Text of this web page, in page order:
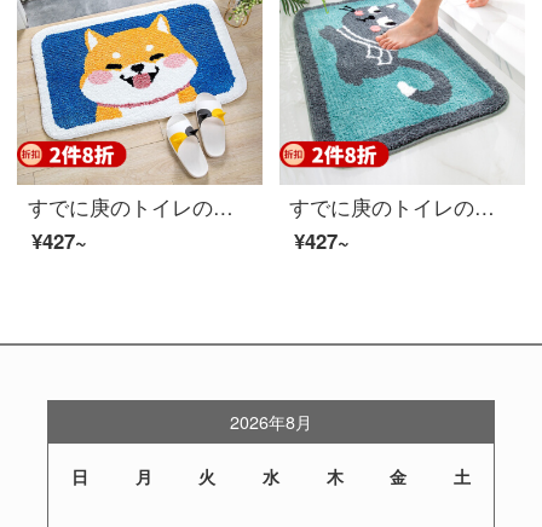
すでに庚のトイレの浴室の入り口の家庭用吸水滑り止めマットバスタブの浴室マットトイレの吸水マットの入り口に入ります。漫画のフロアマット秋田犬50 X 80 CM
¥427~
すでに庚のトイレの浴室の入り口の家庭用吸水滑り止めマットバスタブの浴室マットトイレの吸水マットの入り口に入ります。
¥427~
2026年8月
日 月 火 水 木 金 土